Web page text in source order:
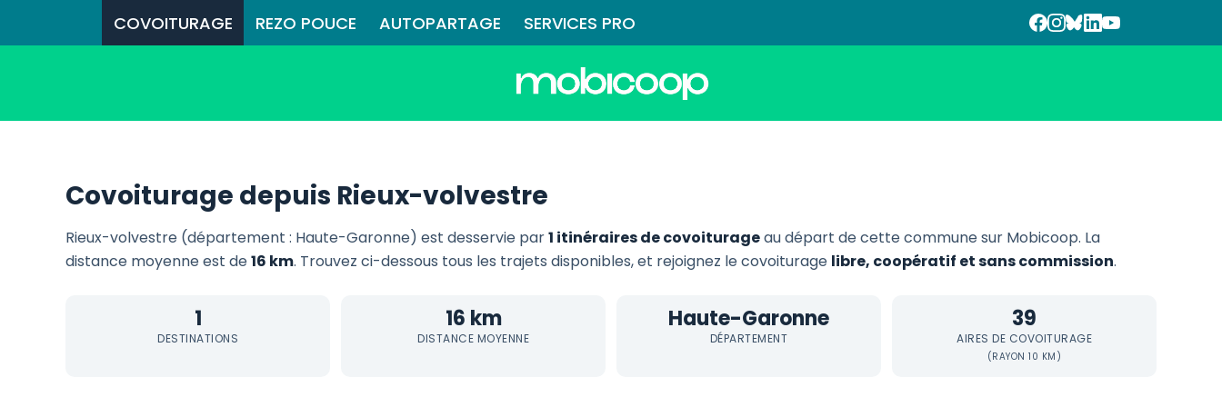
COVOITURAGE REZO POUCE AUTOPARTAGE SERVICES PRO
Covoiturage depuis Rieux-volvestre
Rieux-volvestre (département : Haute-Garonne) est desservie par1 itinéraires de covoiturageau départ de cette commune sur Mobicoop. La
distance moyenne est de16 km. Trouvez ci-dessous tous les trajets disponibles, et rejoignez le covoiturage libre, coopératif et sans commission.
1
DESTINATIONS
16 km
DISTANCE MOYENNE
Haute-Garonne
DÉPARTEMENT
39
AIRES DE COVOITURAGE
(RAYON 10 KM)